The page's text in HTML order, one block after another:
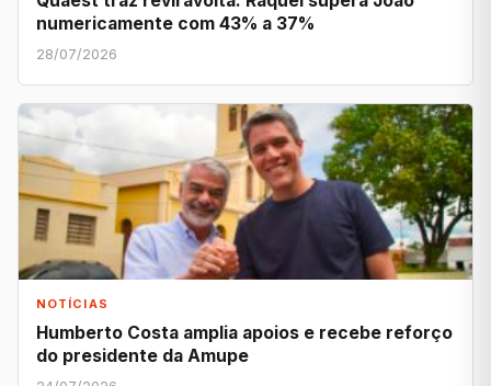
numericamente com 43% a 37%
28/07/2026
NOTÍCIAS
Humberto Costa amplia apoios e recebe reforço
do presidente da Amupe